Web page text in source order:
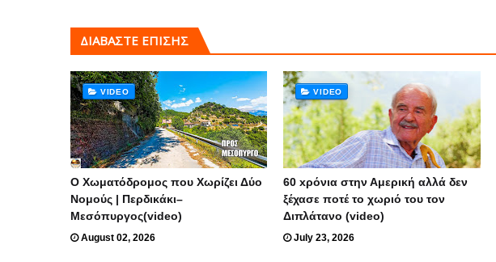
ΔΙΑΒΑΣΤΕ ΕΠΙΣΗΣ
VIDEO
Ο Χωματόδρομος που Χωρίζει Δύο
Νομούς | Περδικάκι–
Μεσόπυργος(video)
August 02, 2026
VIDEO
60 xρόνια στην Αμερική αλλά δεν
ξέχασε ποτέ το χωριό του τον
Διπλάτανο (video)
July 23, 2026